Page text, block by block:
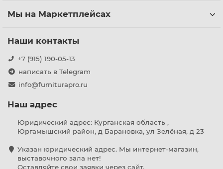
Мы на Маркетплейсах
Наши контакты
+7 (915) 190-05-13
написать в Telegram
info@furniturapro.ru
Наш адрес
Юридический адрес: Курганская область ,
Юргамышский район, д Барановка, ул Зелёная, д 23
Указан юридический адрес. Мы интернет-магазин,
выставочного зала нет!
Оставляйте свои заявки через сайт.